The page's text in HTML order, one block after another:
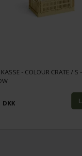
- COLOUR CRATE / S
DKK